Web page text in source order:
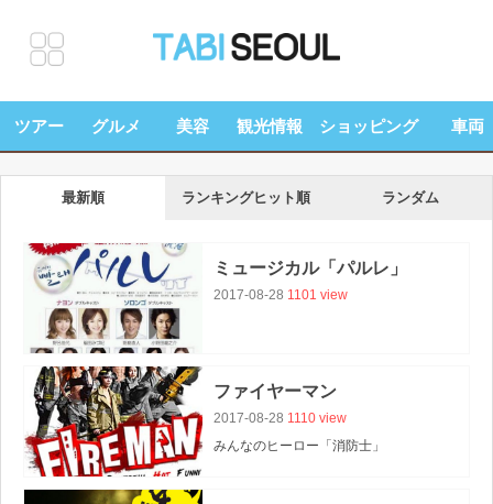
ツアー グルメ 美容 観光情報 ショッピング 車両
最新順 ランキングヒット順 ランダム
ミュージカル「パルレ」
2017-08-28 1101 view
ファイヤーマン
2017-08-28 1110 view
みんなのヒーロー「消防士」